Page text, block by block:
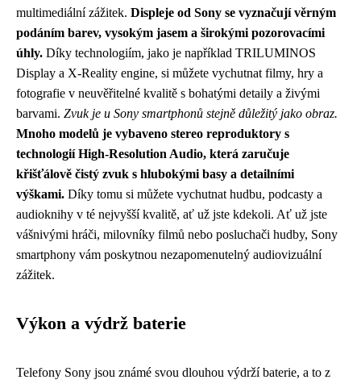
multimediální zážitek. Displeje od Sony se vyznačují věrným
podáním barev, vysokým jasem a širokými pozorovacími
úhly. Díky technologiím, jako je například TRILUMINOS
Display a X-Reality engine, si můžete vychutnat filmy, hry a
fotografie v neuvěřitelné kvalitě s bohatými detaily a živými
barvami. Zvuk je u Sony smartphonů stejně důležitý jako obraz.
Mnoho modelů je vybaveno stereo reproduktory s
technologií High-Resolution Audio, která zaručuje
křišťálově čistý zvuk s hlubokými basy a detailními
výškami. Díky tomu si můžete vychutnat hudbu, podcasty a
audioknihy v té nejvyšší kvalitě, ať už jste kdekoli. Ať už jste
vášnivými hráči, milovníky filmů nebo posluchači hudby, Sony
smartphony vám poskytnou nezapomenutelný audiovizuální
zážitek.
Výkon a výdrž baterie
Telefony Sony jsou známé svou dlouhou výdrží baterie, a to z